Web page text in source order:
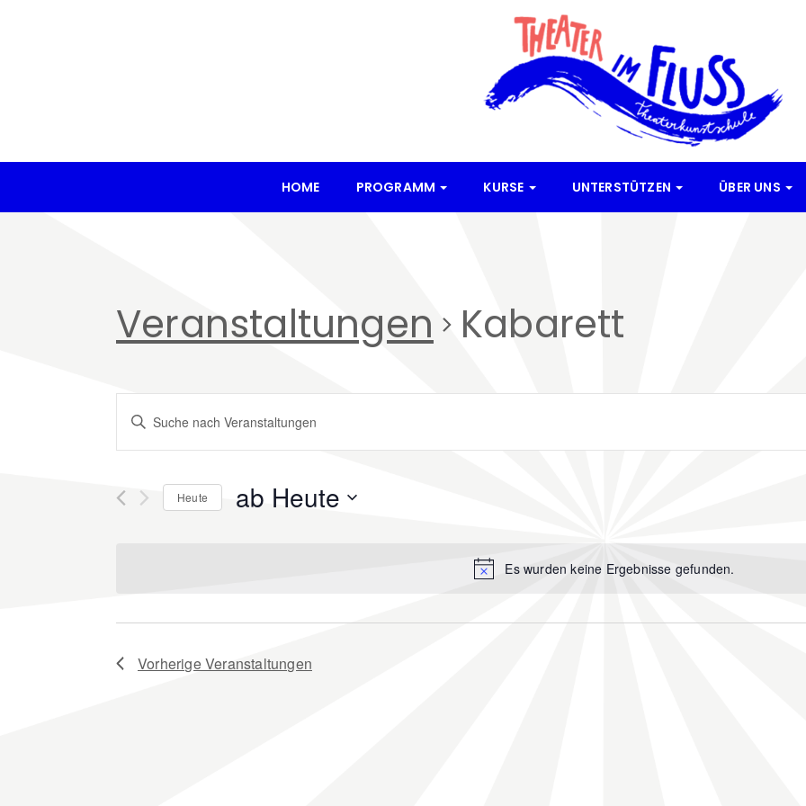
HOME PROGRAMM KURSE UNTERSTÜTZEN ÜBER UNS
Es wurden keine Ergebnisse gefunden.
Veranstaltungen Kabarett
Veranstaltungen
Suche
und
Geben
Schlüsselwort.
Suche
Heute ab Heute
VorherigeVeranstaltungen